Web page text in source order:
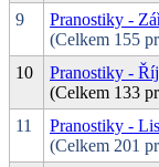
9
Pranostiky -
(Celkem 155
10
Pranostiky -
(Celkem 133
11
Pranostiky -
(Celkem 201